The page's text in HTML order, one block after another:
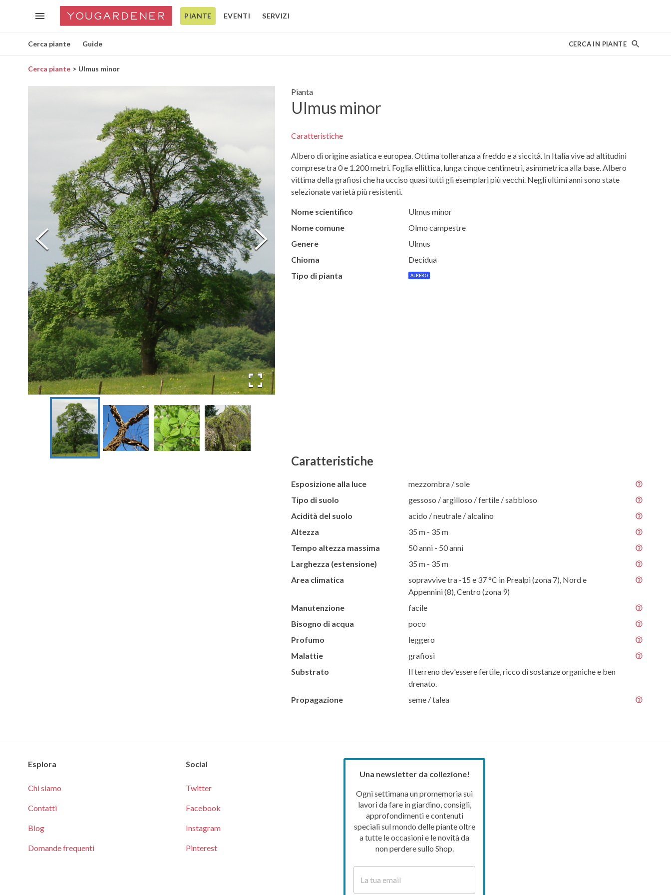
PIANTE EVENTI SERVIZI
Cerca piante Guide CERCA IN PIANTE
Cerca piante Ulmus minor
Pianta
Ulmus minor
Caratteristiche
Albero di origine asiatica e europea. Ottima tolleranza a freddo e a siccità. In Italia vive ad altitudini
comprese tra 0 e 1.200 metri. Foglia ellittica, lunga cinque centimetri, asimmetrica alla base. Albero
vittima della grafiosi che ha ucciso quasi tutti gli esemplari più vecchi. Negli ultimi anni sono state
selezionate varietà più resistenti.
Nome scientifico
Ulmus minor
Nome comune
Olmo campestre
Genere
Ulmus
Chioma
Decidua
Tipo di pianta
ALBERO
Caratteristiche
Esposizione alla luce
mezzombra / sole
Tipo di suolo
gessoso / argilloso / fertile / sabbioso
Acidità del suolo
acido / neutrale / alcalino
Altezza
35 m - 35 m
Tempo altezza massima
50 anni - 50 anni
Larghezza (estensione)
35 m - 35 m
Area climatica
sopravvive tra -15 e 37 °C in Prealpi (zona 7), Nord e
Appennini (8), Centro (zona 9)
Manutenzione
facile
Bisogno di acqua
poco
Profumo
leggero
Malattie
grafiosi
Substrato
Il terreno dev'essere fertile, ricco di sostanze organiche e ben
drenato.
Propagazione
seme / talea
Esplora
Chi siamo
Contatti
Blog
Domande frequenti
Social
Twitter
Facebook
Instagram
Pinterest
Una newsletter da collezione!
Ogni settimana un promemoria sui
lavori da fare in giardino, consigli,
approfondimenti e contenuti
speciali sul mondo delle piante oltre
a tutte le occasioni e le novità da
non perdere sullo Shop.